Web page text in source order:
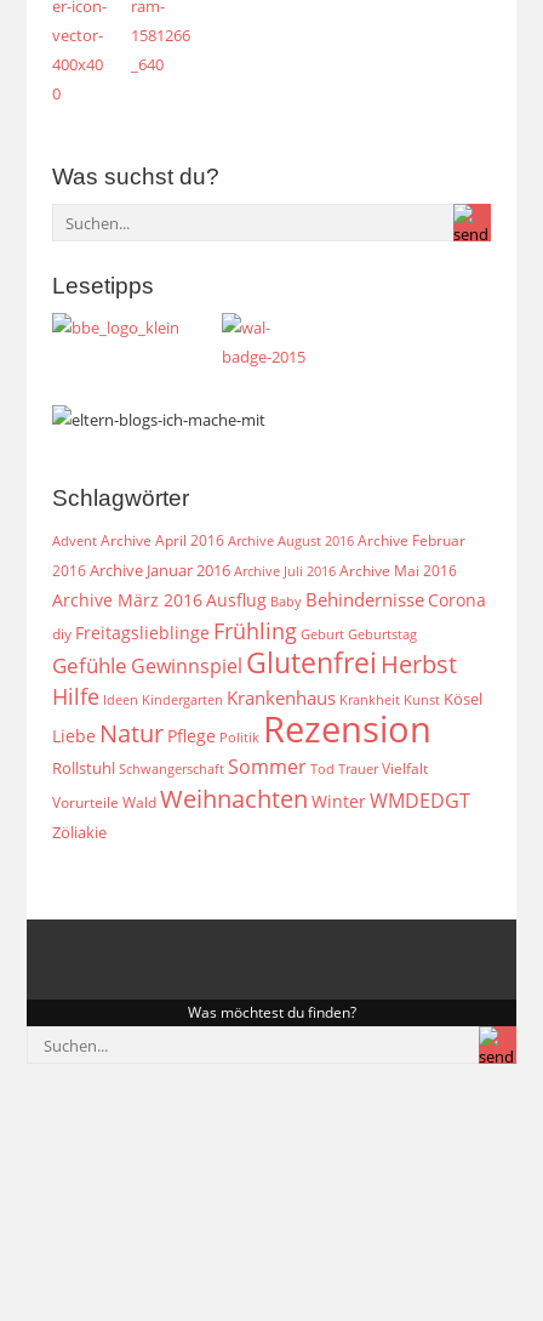
Was suchst du?
Lesetipps
Schlagwörter
Advent Archive April 2016 Archive August 2016 Archive Februar
2016 Archive Januar 2016 Archive Juli 2016 Archive Mai 2016
Archive März 2016Ausflug Baby Behindernisse Corona
diy Freitagslieblinge Frühling Geburt Geburtstag
Gefühle Gewinnspiel Glutenfrei Herbst
Hilfe Ideen Kindergarten Krankenhaus Krankheit Kunst Kösel
Liebe Natur Pflege Politik Rezension
Rollstuhl Schwangerschaft Sommer Tod Trauer Vielfalt
Vorurteile Wald Weihnachten WinterWMDEDGT
Zöliakie
Was möchtest du finden?